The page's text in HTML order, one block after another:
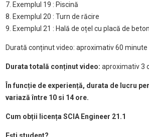
7. Exemplul 19 : Piscină
8. Exemplul 20 : Turn de răcire
9. Exemplul 21 : Hală de oțel cu placă de beton
Durată conținut video: aproximativ 60 minute
Durata totală conținut video: aproximativ 3
În funcție de experiență, durata de lucru
variază între 10 si 14 ore.
Cum obții licența SCIA Engineer 21.1